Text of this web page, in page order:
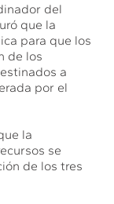
del
que la
para que los
de los
a
por el
la
se
de los tres